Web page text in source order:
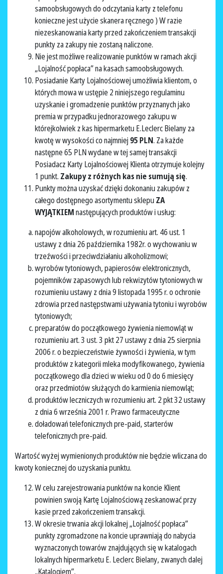
samoobsługowych do odczytania karty z telefonu
konieczne jest użycie skanera ręcznego ) W razie
niezeskanowania karty przed zakończeniem transakcji
punkty za zakupy nie zostaną naliczone.
Nie jest możliwe realizowanie punktów w ramach akcji
„Lojalność popłaca” na kasach samoobsługowych.
Posiadanie Karty Lojalnościowej umożliwia klientom, o
których mowa w ustępie 2 niniejszego regulaminu
uzyskanie i gromadzenie punktów przyznanych jako
premia w przypadku jednorazowego zakupu w
którejkolwiek z kas hipermarketu E.Leclerc Bielany za
kwotę w wysokości co najmniej 95 PLN. Za każde
następne 65 PLN wydane w tej samej transakcji
Posiadacz Karty Lojalnościowej Klienta otrzymuje kolejny
1 punkt. Zakupy z różnych kas nie sumują się.
Punkty można uzyskać dzięki dokonaniu zakupów z
całego dostępnego asortymentu sklepu ZA
WYJĄTKIEMnastępujących produktów i usług:
napojów alkoholowych, w rozumieniu art. 46 ust. 1
ustawy z dnia 26 października 1982r. o wychowaniu w
trzeźwości i przeciwdziałaniu alkoholizmowi;
wyrobów tytoniowych, papierosów elektronicznych,
pojemników zapasowych lub rekwizytów tytoniowych w
rozumieniu ustawy z dnia 9 listopada 1995 r. o ochronie
zdrowia przed następstwami używania tytoniu i wyrobów
tytoniowych;
preparatów do początkowego żywienia niemowląt w
rozumieniu art. 3 ust. 3 pkt 27 ustawy z dnia 25 sierpnia
2006 r. o bezpieczeństwie żywności i żywienia, w tym
produktów z kategorii mleka modyfikowanego, żywienia
początkowego dla dzieci w wieku od 0 do 6 miesięcy
oraz przedmiotów służących do karmienia niemowląt;
produktów leczniczych w rozumieniu art. 2 pkt 32 ustawy
z dnia 6 września 2001 r. Prawo farmaceutyczne
doładowań telefonicznych pre-paid, starterów
telefonicznych pre-paid.
Wartość wyżej wymienionych produktów nie będzie wliczana do
kwoty koniecznej do uzyskania punktu.
W celu zarejestrowania punktów na koncie Klient
powinien swoją Kartę Lojalnościową zeskanować przy
kasie przed zakończeniem transakcji.
W okresie trwania akcji lokalnej „Lojalność popłaca”
punkty zgromadzone na koncie uprawniają do nabycia
wyznaczonych towarów znajdujących się w katalogach
lokalnych hipermarketu E. Leclerc Bielany, zwanych dalej